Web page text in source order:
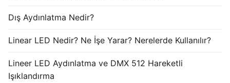
Dış Aydınlatma Nedir?
Linear LED Nedir? Ne İşe Yarar? Nerelerde Kullanılır?
Lineer LED Aydınlatma ve DMX 512 Hareketli
Işıklandırma